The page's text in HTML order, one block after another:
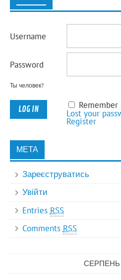
Username
Password
Ты человек?
Remember
Lost your
Register
МЕТА
Зареєструватись
Увійти
Entries RSS
Comments RSS
СЕРПЕНЬ